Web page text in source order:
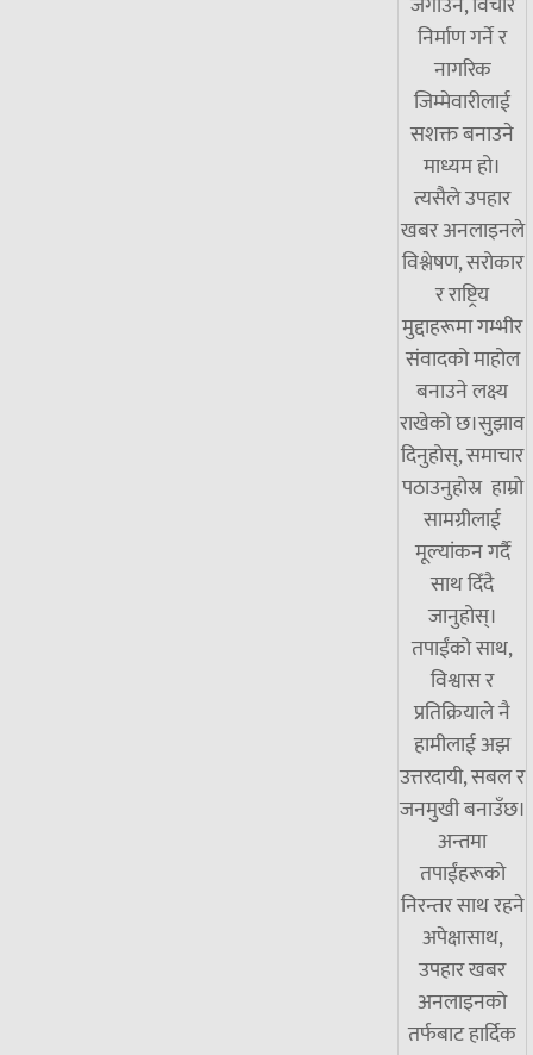
निर्माण गर्ने र
नागरिक
जिम्मेवारीलाई
सशक्त बनाउने
माध्यम हो।
त्यसैले उपहार
खबर अनलाइनले
विश्लेषण, सरोकार
र राष्ट्रिय
मुद्दाहरूमा गम्भीर
संवादको माहोल
बनाउने लक्ष्य
राखेको छ।सुझाव
दिनुहोस्, समाचार
पठाउनुहोस्र हाम्रो
सामग्रीलाई
मूल्यांकन गर्दै
साथ दिँदै
जानुहोस्।
तपाईंको साथ,
विश्वास र
प्रतिक्रियाले नै
हामीलाई अझ
उत्तरदायी, सबल र
जनमुखी बनाउँछ।
अन्तमा
तपाईंहरूको
निरन्तर साथ रहने
अपेक्षासाथ,
उपहार खबर
अनलाइनको
तर्फबाट हार्दिक